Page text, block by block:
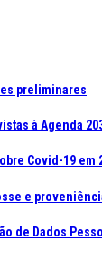
preliminares
à Agenda
Covid-19 em
e
de Dados